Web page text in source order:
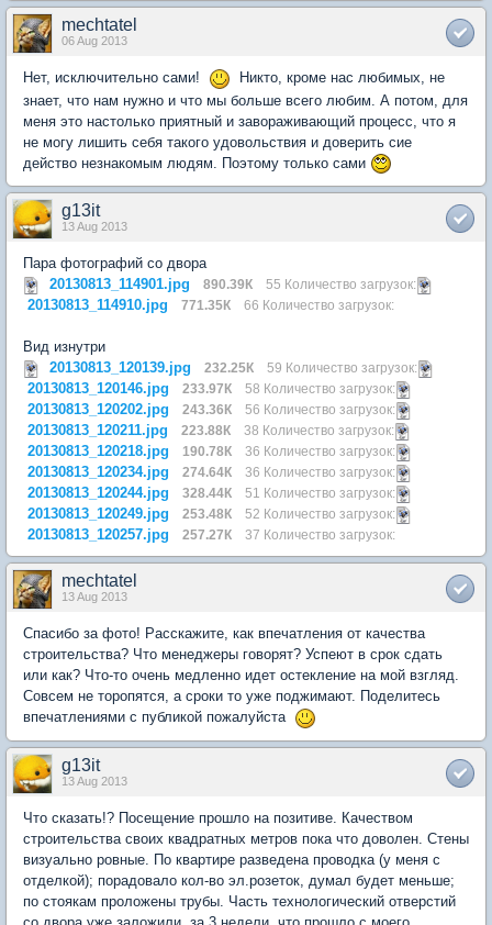
mechtatel
06 Aug 2013
Нет, исключительно сами!
Никто, кроме нас любимых, не
знает, что нам нужно и что мы больше всего любим. А потом, для
меня это настолько приятный и завораживающий процесс, что я
не могу лишить себя такого удовольствия и доверить сие
действо незнакомым людям. Поэтому только сами
g13it
13 Aug 2013
Пара фотографий со двора
20130813_114901.jpg
890.39К 55 Количество загрузок:
20130813_114910.jpg 771.35К 66 Количество загрузок:
Вид изнутри
20130813_120139.jpg
232.25К 59 Количество загрузок:
20130813_120146.jpg 233.97К 58 Количество загрузок:
20130813_120202.jpg 243.36К 56 Количество загрузок:
20130813_120211.jpg 223.88К 38 Количество загрузок:
20130813_120218.jpg 190.78К 36 Количество загрузок:
20130813_120234.jpg 274.64К 36 Количество загрузок:
20130813_120244.jpg 328.44К 51 Количество загрузок:
20130813_120249.jpg 253.48К 52 Количество загрузок:
20130813_120257.jpg 257.27К 37 Количество загрузок:
mechtatel
13 Aug 2013
Спасибо за фото! Расскажите, как впечатления от качества
строительства? Что менеджеры говорят? Успеют в срок сдать
или как? Что-то очень медленно идет остекление на мой взгляд.
Совсем не торопятся, а сроки то уже поджимают. Поделитесь
впечатлениями с публикой пожалуйста
g13it
13 Aug 2013
Что сказать!? Посещение прошло на позитиве. Качеством
строительства своих квадратных метров пока что доволен. Стены
визуально ровные. По квартире разведена проводка (у меня с
отделкой); порадовало кол-во эл.розеток, думал будет меньше;
по стоякам проложены трубы. Часть технологический отверстий